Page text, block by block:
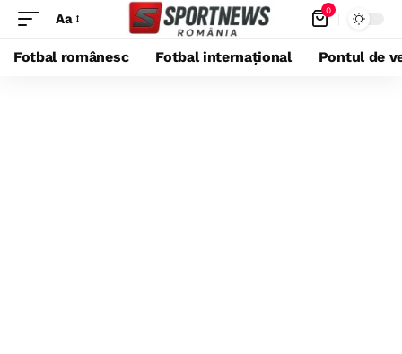
Aa 0
Fotbal românesc Fotbal internațional Pontul de